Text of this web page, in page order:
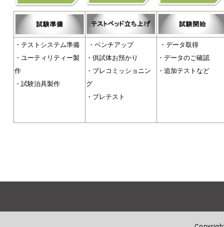
・テストシステム準備
・ユーティリティー製
作
・試験治具製作
・ベンチアップ
・供試体お預かり
・プレコミッショニン
グ
・プレテスト
・データ取得
・データのご確認
・追加テストなど